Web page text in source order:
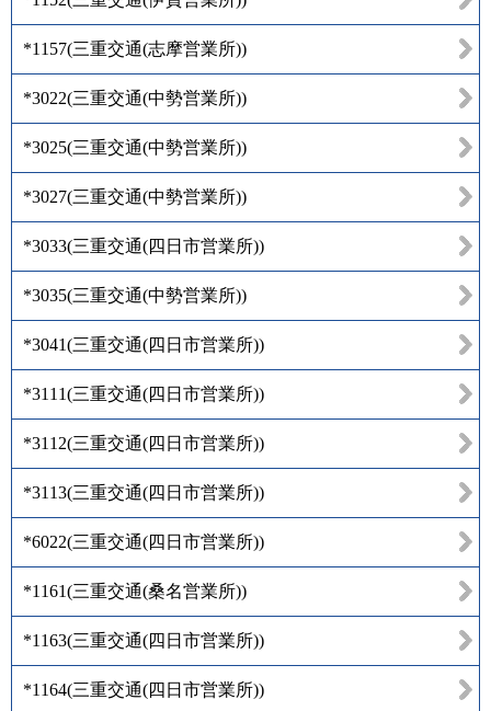
*1157(三重交通(志摩営業所))
*3022(三重交通(中勢営業所))
*3025(三重交通(中勢営業所))
*3027(三重交通(中勢営業所))
*3033(三重交通(四日市営業所))
*3035(三重交通(中勢営業所))
*3041(三重交通(四日市営業所))
*3111(三重交通(四日市営業所))
*3112(三重交通(四日市営業所))
*3113(三重交通(四日市営業所))
*6022(三重交通(四日市営業所))
*1161(三重交通(桑名営業所))
*1163(三重交通(四日市営業所))
*1164(三重交通(四日市営業所))